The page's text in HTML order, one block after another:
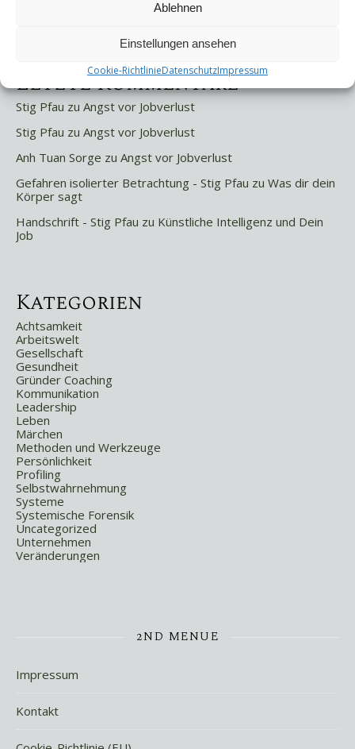
Ablehnen
Einstellungen ansehen
Cookie-RichtlinieDatenschutzImpressum
Letzte Kommentare
Stig Pfau zu Angst vor Jobverlust
Stig Pfau zu Angst vor Jobverlust
Anh Tuan Sorge zu Angst vor Jobverlust
Gefahren isolierter Betrachtung - Stig Pfau zu Was dir dein
Körper sagt
Handschrift - Stig Pfau zu Künstliche Intelligenz und Dein
Job
Kategorien
Achtsamkeit
Arbeitswelt
Gesellschaft
Gesundheit
Gründer Coaching
Kommunikation
Leadership
Leben
Märchen
Methoden und Werkzeuge
Persönlichkeit
Profiling
Selbstwahrnehmung
Systeme
Systemische Forensik
Uncategorized
Unternehmen
Veränderungen
2ND MENUE
Impressum
Kontakt